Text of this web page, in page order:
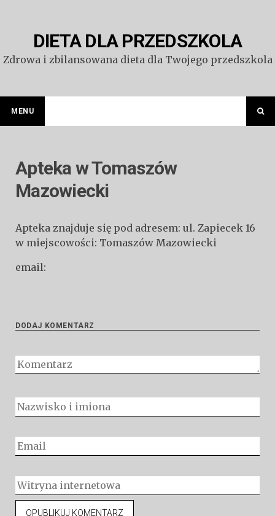
DIETA DLA PRZEDSZKOLA
Zdrowa i zbilansowana dieta dla Twojego przedszkola
MENU
Apteka w Tomaszów
Mazowiecki
Apteka znajduje się pod adresem: ul. Zapiecek 16
w miejscowości: Tomaszów Mazowiecki
email:
DODAJ KOMENTARZ